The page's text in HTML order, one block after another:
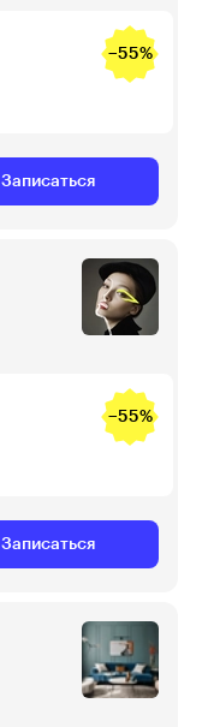
−55%
Записаться
−55%
Записаться